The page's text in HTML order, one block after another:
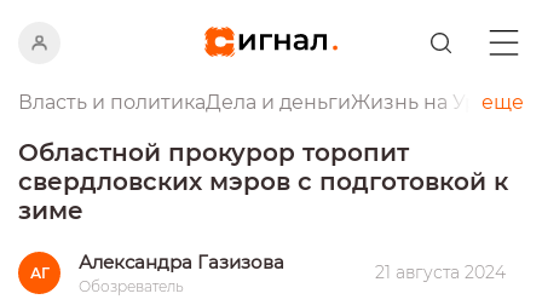
Власть и политикаДела и деньгиЖизнь на Урале
еще
Областной прокурор торопит
свердловских мэров с подготовкой к
зиме
АГ Александра Газизова
Обозреватель
21 августа 2024